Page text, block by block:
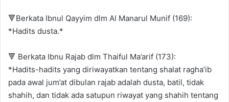
🔻Berkata Ibnul Qayyim dlm Al Manarul Munif (169):
*Hadits dusta.*
🔻 Berkata Ibnu Rajab dlm Thaiful Ma’arif (173):
*Hadits-hadits yang diriwayatkan tentang shalat ragha’ib
pada awal jum’at dibulan rajab adalah dusta, batil, tidak
shahih, dan tidak ada satupun riwayat yang shahih tentang